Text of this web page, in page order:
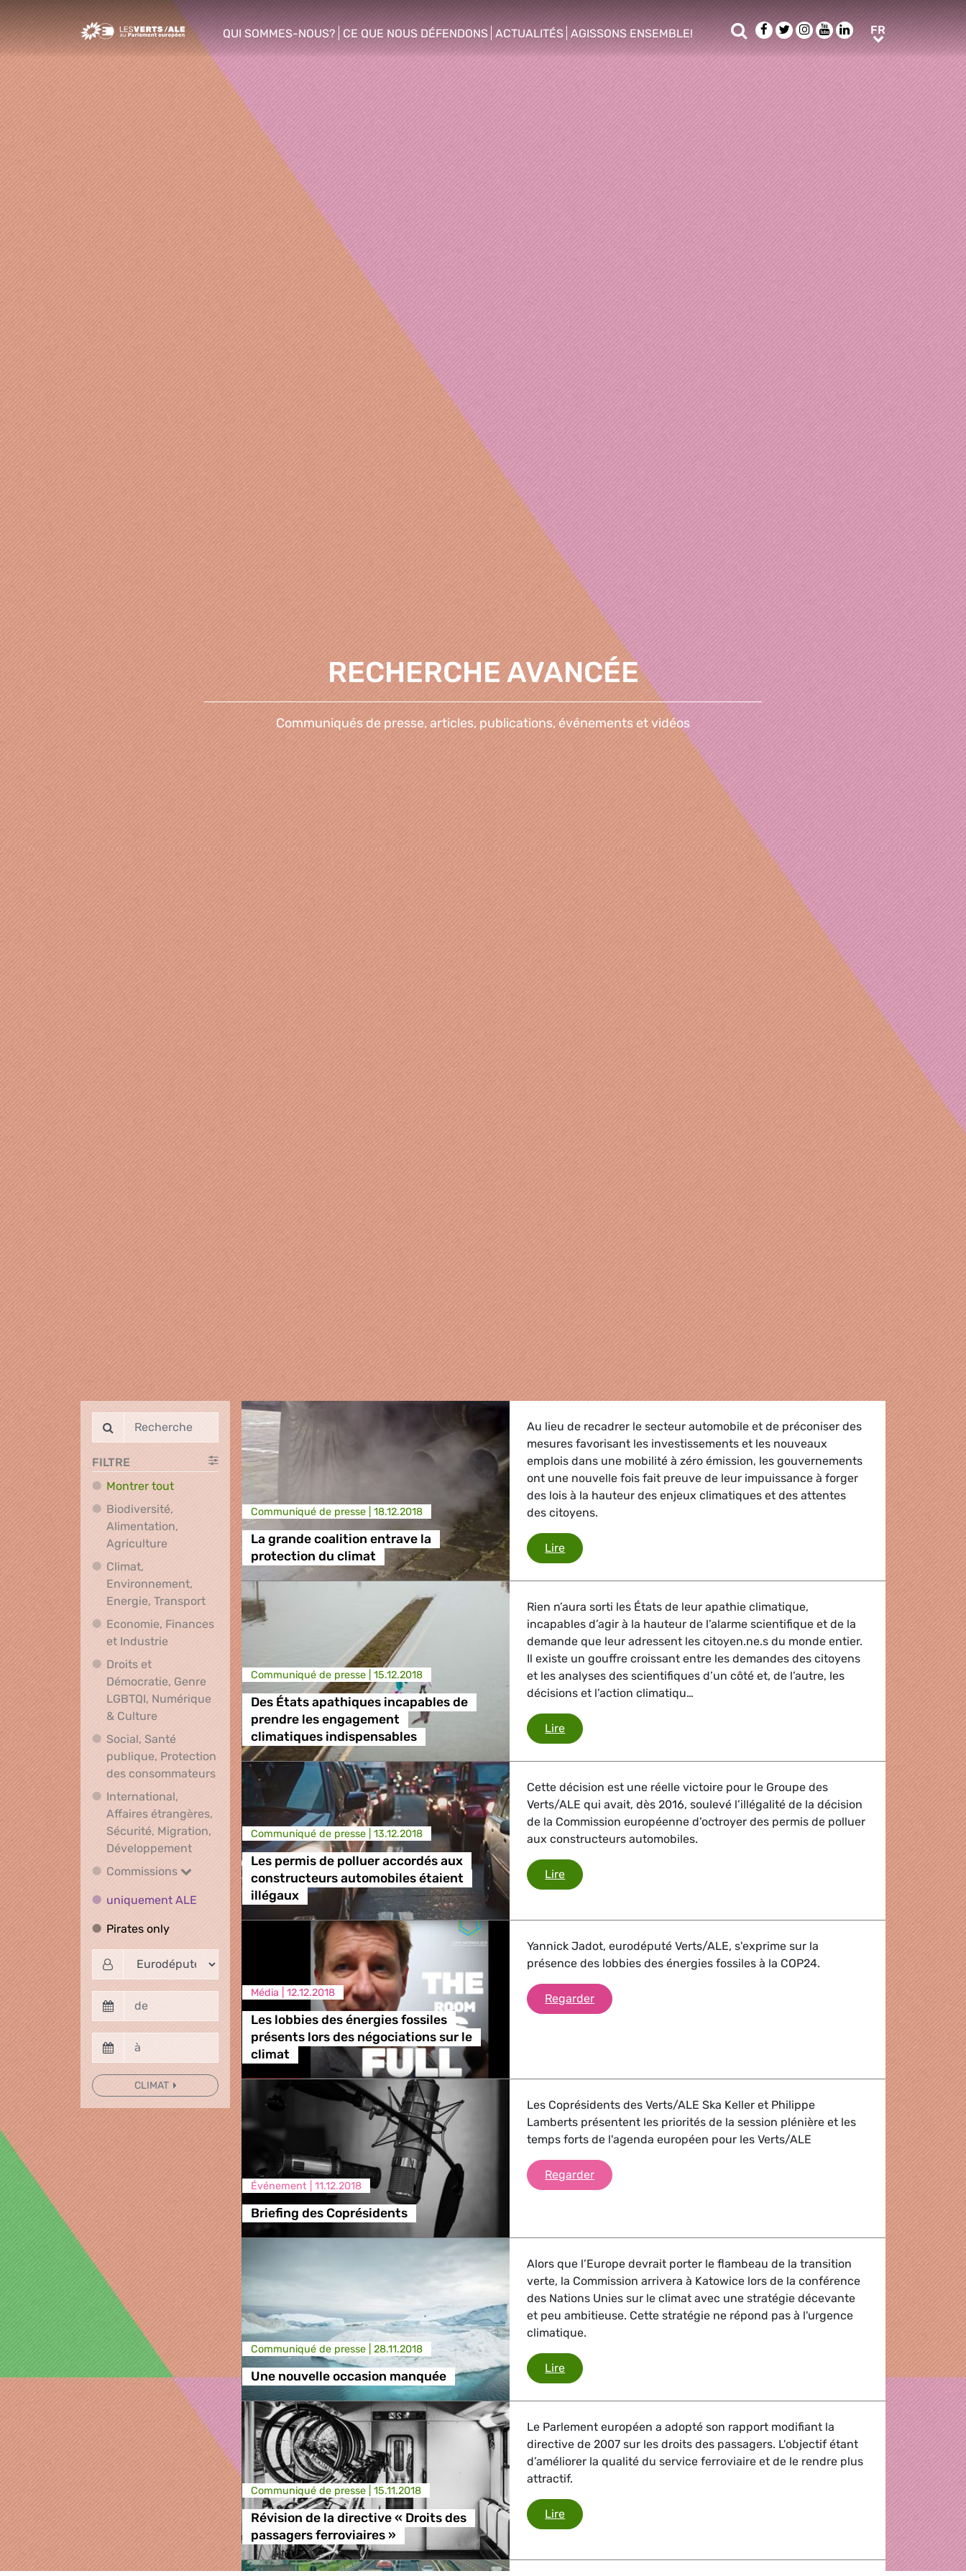
Greens/EFA Home
QUI SOMMES-NOUS?
show/hide sub menu
CE QUE NOUS DÉFENDONS
show/hide sub menu
ACTUALITÉS
show/hide sub menu
AGISSONS ENSEMBLE!
show/hide sub menu
Rechercher
Facebook
TwitterInstagram
YoutubeLinkedIn
FR FR
RECHERCHE AVANCÉE
Communiqués de presse, articles, publications, événements et vidéos
FILTRE
Montrer tout
Biodiversité,
Alimentation,
AgricultureBiodiversité, Alimentation, Agriculture
Climat,
Environnement,
Energie, TransportClimat, Environnement, Energie, Transport
Economie, Finances
et Industrie Economie, Finances et Industrie
Droits et
Démocratie, Genre
LGBTQI, Numérique
& CultureDroits et Démocratie, Genre LGBTQI, Numérique & Culture
Social, Santé
publique, Protection
des consommateursSocial, Santé publique, Protection des consommateurs
International,
Affaires étrangères,
Sécurité, Migration,
DéveloppementInternational, Affaires étrangères, Sécurité, Migration, Développement
Commissions
Commissions
uniquement ALE uniquement ALE
Pirates onlyPirates only
CLIMAT
Communiqué de presse | 18.12.2018
La grande coalition entrave la
protection du climat
Au lieu de recadrer le secteur automobile et de préconiser des
mesures favorisant les investissements et les nouveaux
emplois dans une mobilité à zéro émission, les gouvernements
ont une nouvelle fois fait preuve de leur impuissance à forger
des lois à la hauteur des enjeux climatiques et des attentes
des citoyens.
LireLa grande coalition entrave la protection du climat
Communiqué de presse | 15.12.2018
Des États apathiques incapables de
prendre les engagement
climatiques indispensables
Rien n’aura sorti les États de leur apathie climatique,
incapables d’agir à la hauteur de l’alarme scientifique et de la
demande que leur adressent les citoyen.ne.s du monde entier.
Il existe un gouffre croissant entre les demandes des citoyens
et les analyses des scientifiques d’un côté et, de l’autre, les
décisions et l’action climatiqu…
LireDes États apathiques incapables de prendre les engagement climatiques
Communiqué de presse | 13.12.2018
Les permis de polluer accordés aux
constructeurs automobiles étaient
illégaux
Cette décision est une réelle victoire pour le Groupe des
Verts/ALE qui avait, dès 2016, soulevé l’illégalité de la décision
de la Commission européenne d’octroyer des permis de polluer
aux constructeurs automobiles.
LireLes permis de polluer accordés aux constructeurs automobiles étaient
Média | 12.12.2018
Les lobbies des énergies fossiles
présents lors des négociations sur le
climat
Yannick Jadot, eurodéputé Verts/ALE, s'exprime sur la
présence des lobbies des énergies fossiles à la COP24.
RegarderLes lobbies des énergies fossiles présents lors des négociations sur
Événement | 11.12.2018
Briefing des Coprésidents
Les Coprésidents des Verts/ALE Ska Keller et Philippe
Lamberts présentent les priorités de la session plénière et les
temps forts de l'agenda européen pour les Verts/ALE
RegarderBriefing des Coprésidents
Communiqué de presse | 28.11.2018
Une nouvelle occasion manquée
Alors que l’Europe devrait porter le flambeau de la transition
verte, la Commission arrivera à Katowice lors de la conférence
des Nations Unies sur le climat avec une stratégie décevante
et peu ambitieuse. Cette stratégie ne répond pas à l'urgence
climatique.
LireUne nouvelle occasion manquée
Communiqué de presse | 15.11.2018
Révision de la directive « Droits des
passagers ferroviaires »
Le Parlement européen a adopté son rapport modifiant la
directive de 2007 sur les droits des passagers. L'objectif étant
d’améliorer la qualité du service ferroviaire et de le rendre plus
attractif.
LireRévision de la directive « Droits des passagers ferroviaires »